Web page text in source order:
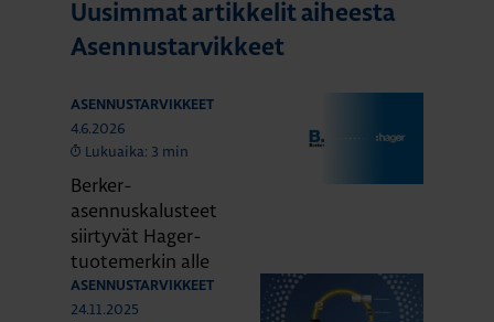
Uusimmat artikkelit aiheesta
Asennustarvikkeet
ASENNUSTARVIKKEET
4.6.2026
Lukuaika: 3 min
Berker-
asennuskalusteet
siirtyvät Hager-
tuotemerkin alle
ASENNUSTARVIKKEET
24.11.2025